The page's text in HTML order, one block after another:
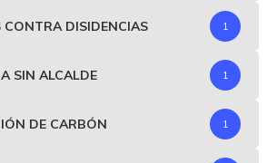
CONTRA DISIDENCIAS 1
SIN ALCALDE 1
DE CARBÓN 1